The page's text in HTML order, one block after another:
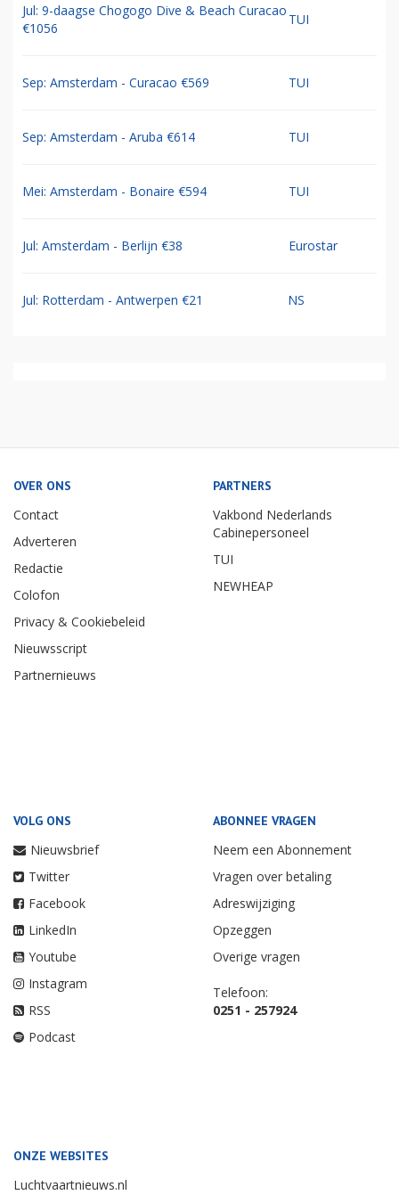
Jul: 9-daagse Chogogo Dive & Beach Curacao
€1056
TUI
Sep: Amsterdam - Curacao €569 TUI
Sep: Amsterdam - Aruba €614 TUI
Mei: Amsterdam - Bonaire €594 TUI
Jul: Amsterdam - Berlijn €38 Eurostar
Jul: Rotterdam - Antwerpen €21 NS
OVER ONS
Contact
Adverteren
Redactie
Colofon
Privacy & Cookiebeleid
Nieuwsscript
Partnernieuws
PARTNERS
Vakbond Nederlands
Cabinepersoneel
TUI
NEWHEAP
VOLG ONS
Nieuwsbrief
Twitter
Facebook
LinkedIn
Youtube
Instagram
RSS
Podcast
ABONNEE VRAGEN
Neem een Abonnement
Vragen over betaling
Adreswijziging
Opzeggen
Overige vragen
Telefoon:
0251 - 257924
ONZE WEBSITES
Luchtvaartnieuws.nl